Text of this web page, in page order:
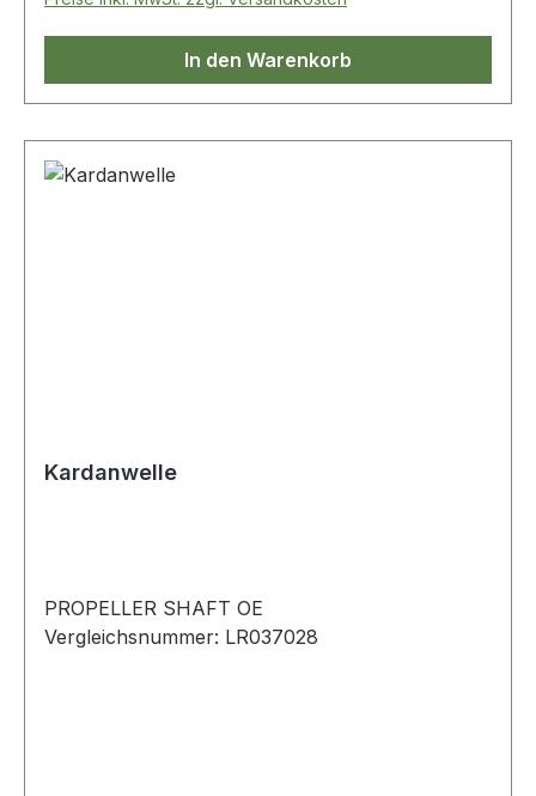
In den Warenkorb
Kardanwelle
PROPELLER SHAFT OE
Vergleichsnummer: LR037028